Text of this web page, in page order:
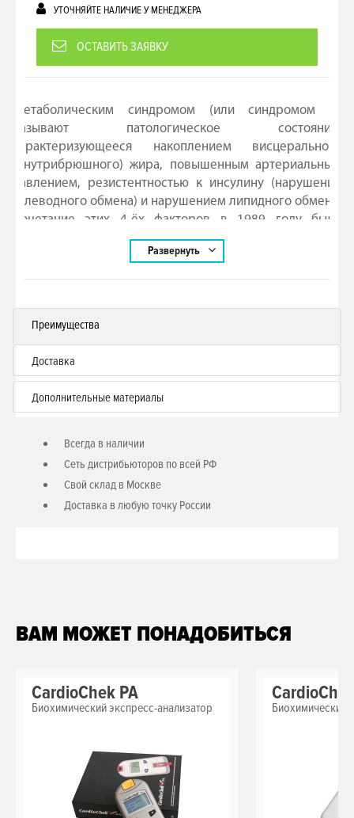
УТОЧНЯЙТЕ НАЛИЧИЕ У МЕНЕДЖЕРА
ОСТАВИТЬ ЗАЯВКУ
Метаболическим синдромом (или синдромом X)
называют патологическое состояние,
характеризующееся накоплением висцерального
(внутрибрюшного) жира, повышенным артериальным
давлением, резистентностью к инсулину (нарушение
углеводного обмена) и нарушением липидного обмена.
Сочетание этих 4-ёх факторов в 1989 году было
названо доктором Каплан «Смертельным квартетом».
Тест-полоски «Метаболический синдром» позволяют
оценить 2 их 4-х упомянутых факторов риска:
лишь измерить объём талии и уровень артериального
Время проведения анализа – 90 сек
Глюкоза: 1,11-33,3 ммоль/л
Липопротеиды высокой плотности: 0,39-2,59 ммоль/л
Материал для анализа – капиллярная кровь (из пальца)
Развернуть
Преимущества
Доставка
Дополнительные материалы
Всегда в наличии
Сеть дистрибьюторов по всей РФ
Свой склад в Москве
Доставка в любую точку России
ВАМ МОЖЕТ ПОНАДОБИТЬСЯ
CardioChek PA
Биохимический экспресс-анализатор Биохимический